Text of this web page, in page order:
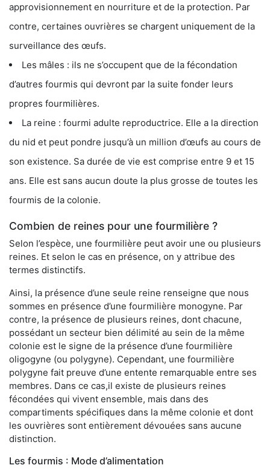
approvisionnement en nourriture et de la protection. Par
contre, certaines ouvrières se chargent uniquement de la
surveillance des œufs.
Les mâles : ils ne s’occupent que de la fécondation
d’autres fourmis qui devront par la suite fonder leurs
propres fourmilières.
La reine : fourmi adulte reproductrice. Elle a la direction
du nid et peut pondre jusqu’à un million d’œufs au cours de
son existence. Sa durée de vie est comprise entre 9 et 15
ans. Elle est sans aucun doute la plus grosse de toutes les
fourmis de la colonie.
Combien de reines pour une fourmilière ?
Selon l’espèce, une fourmilière peut avoir une ou plusieurs
reines. Et selon le cas en présence, on y attribue des
termes distinctifs.
Ainsi, la présence d’une seule reine renseigne que nous
sommes en présence d’une fourmilière monogyne. Par
contre, la présence de plusieurs reines, dont chacune,
possédant un secteur bien délimité au sein de la même
colonie est le signe de la présence d’une fourmilière
oligogyne (ou polygyne). Cependant, une fourmilière
polygyne fait preuve d’une entente remarquable entre ses
membres. Dans ce cas,il existe de plusieurs reines
fécondées qui vivent ensemble, mais dans des
compartiments spécifiques dans la même colonie et dont
les ouvrières sont entièrement dévouées sans aucune
distinction.
Les fourmis : Mode d’alimentation